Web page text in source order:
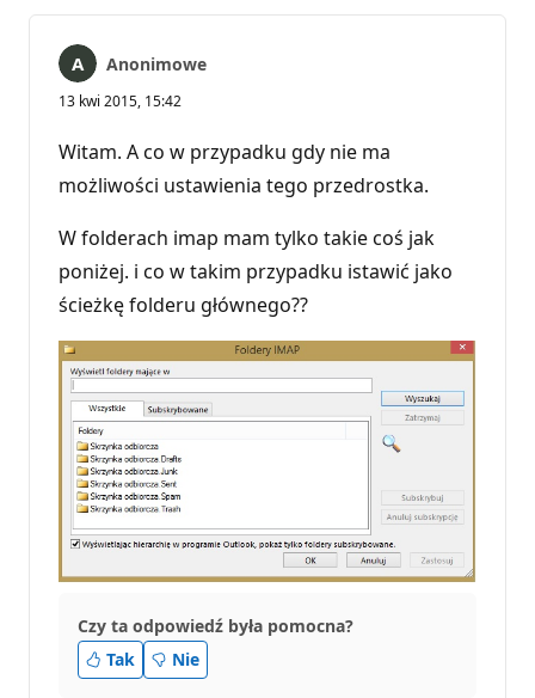
Anonimowe
13 kwi 2015, 15:42
Witam. A co w przypadku gdy nie ma
możliwości ustawienia tego przedrostka.
W folderach imap mam tylko takie coś jak
poniżej. i co w takim przypadku istawić jako
ścieżkę folderu głównego??
Czy ta odpowiedź była pomocna?
Tak
Nie